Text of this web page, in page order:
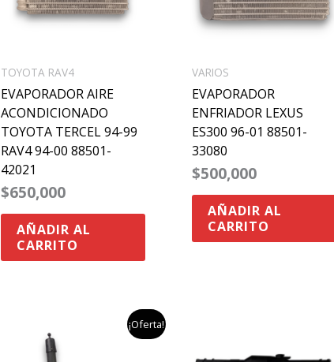
TOYOTA RAV4
EVAPORADOR AIRE
ACONDICIONADO
TOYOTA TERCEL 94-99
RAV4 94-00 88501-
42021
$650,000
AÑADIR AL
CARRITO
VARIOS
EVAPORADOR
ENFRIADOR LEXUS
ES300 96-01 88501-
33080
$500,000
AÑADIR AL
CARRITO
¡Oferta!
el
precio